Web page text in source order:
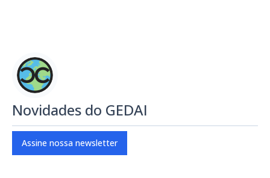
Novidades do GEDAI
Assine nossa newsletter